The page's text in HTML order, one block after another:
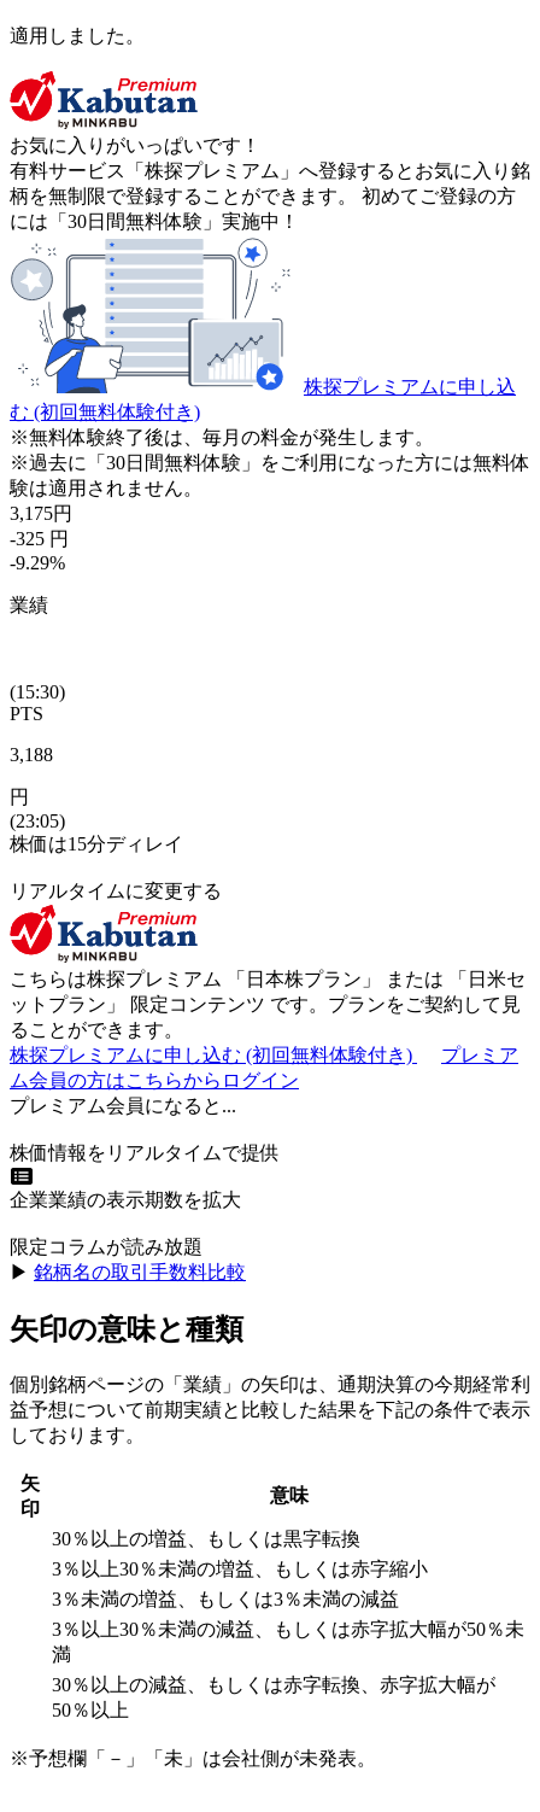
適用しました。
お気に入りがいっぱいです！
有料サービス「株探プレミアム」へ登録するとお気に入り銘
柄を無制限で登録することができます。 初めてご登録の方
には「30日間無料体験」実施中！
株探プレミアムに申し込
む (初回無料体験付き)
※無料体験終了後は、毎月の料金が発生します。
※過去に「30日間無料体験」をご利用になった方には無料体
験は適用されません。
3,175円
-325 円
-9.29%
業績
(15:30)
PTS
3,188
円
(23:05)
株価は15分ディレイ
リアルタイムに変更する
こちらは株探プレミアム 「 日本株プラン 」 または 「 日米セ
ットプラン 」 限定コンテンツ です。プランをご契約して見
ることができます。
株探プレミアムに申し込む (初回無料体験付き)
プレミア
ム会員の方はこちらからログイン
プレミアム会員になると...
株価情報をリアルタイムで提供
企業業績の表示期数を拡大
限定コラムが読み放題
▶︎ 銘柄名の取引手数料比較
矢印の意味と種類
個別銘柄ページの「業績」の矢印は、通期決算の今期経常利
益予想について前期実績と比較した結果を下記の条件で表示
しております。
矢
印
意味
30％以上の増益、もしくは黒字転換
3％以上30％未満の増益、もしくは赤字縮小
3％未満の増益、もしくは3％未満の減益
3％以上30％未満の減益、もしくは赤字拡大幅が50％未
満
30％以上の減益、もしくは赤字転換、赤字拡大幅が
50％以上
※予想欄「－」「未」は会社側が未発表。